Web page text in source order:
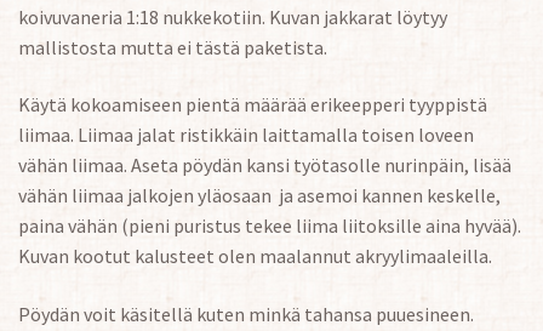
koivuvaneria 1:18 nukkekotiin. Kuvan jakkarat löytyy
mallistosta mutta ei tästä paketista.
Käytä kokoamiseen pientä määrää erikeepperi tyyppistä
liimaa. Liimaa jalat ristikkäin laittamalla toisen loveen
vähän liimaa. Aseta pöydän kansi työtasolle nurinpäin, lisää
vähän liimaa jalkojen yläosaan ja asemoi kannen keskelle,
paina vähän (pieni puristus tekee liima liitoksille aina hyvää).
Kuvan kootut kalusteet olen maalannut akryylimaaleilla.
Pöydän voit käsitellä kuten minkä tahansa puuesineen.